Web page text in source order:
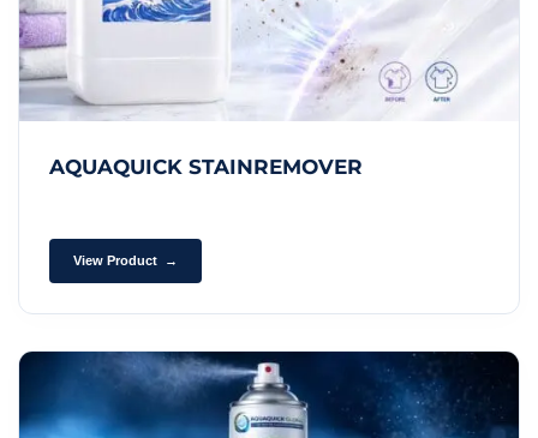
AQUAQUICK STAINREMOVER
View Product →